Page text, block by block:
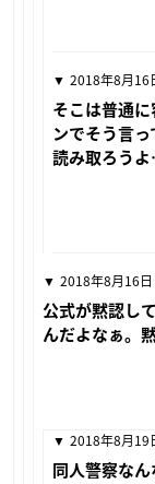
2018年8月16
そこは普通
ンでそう言
読み取ろう
2018年8月16
公式が黙認し
んだよなぁ。
2018年8月19
同人警察なん